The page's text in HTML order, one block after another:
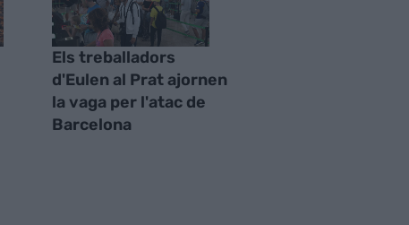
Els treballadors
d'Eulen al Prat ajornen
la vaga per l'atac de
Barcelona